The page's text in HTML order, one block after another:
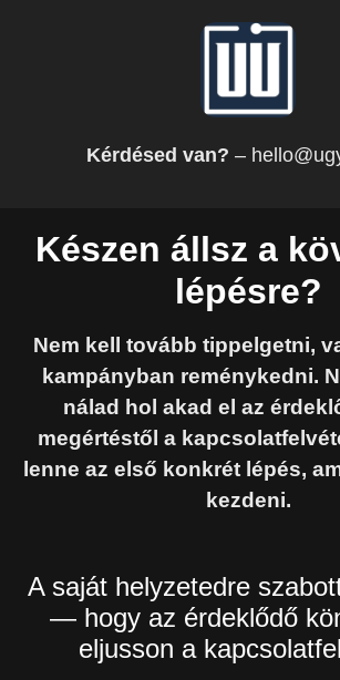
Kérdésed van? –
Készen állsz a
lépésre?
Nem kell tovább tippelgetni,
kampányban reménykedni.
nálad hol akad el az
megértéstől a
lenne az első konkrét lépés,
kezdeni.
A saját helyzetedre
— hogy az érdeklődő
eljusson a